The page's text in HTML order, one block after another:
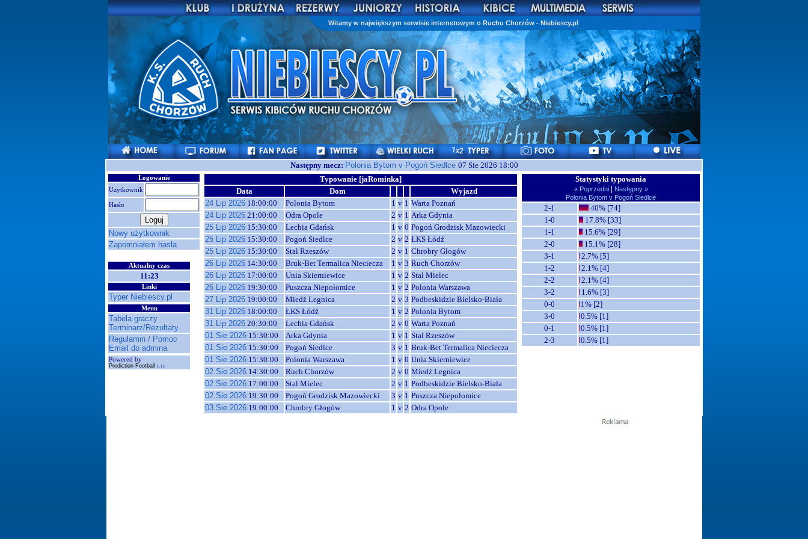
Witamy w największym serwisie internetowym o Ruchu Chorzów - Niebiescy.pl
Następny mecz: Polonia Bytom v Pogoń Siedlce 07 Sie 2026 18:00
Logowanie
Użytkownik
Hasło
Nowy użytkownik
Zapomniałem hasła
Aktualny czas
11:23
Linki
Typer Niebiescy.pl
Menu
Tabela graczy
Terminarz/Rezultaty
Regulamin / Pomoc
Email do admina
Powered by
Prediction Football 1.11
Typowanie [jaRominka]
Data
Dom
Wyjazd
24 Lip 2026 18:00:00 Polonia Bytom 1 v 1 Warta Poznań
24 Lip 2026 21:00:00 Odra Opole 2 v 1 Arka Gdynia
25 Lip 2026 15:30:00 Lechia Gdańsk 1 v 0 Pogoń Grodzisk Mazowiecki
25 Lip 2026 15:30:00 Pogoń Siedlce 2 v 2 ŁKS Łódź
25 Lip 2026 15:30:00 Stal Rzeszów 2 v 1 Chrobry Głogów
26 Lip 2026 14:30:00 Bruk-Bet Termalica Nieciecza 1 v 3 Ruch Chorzów
26 Lip 2026 17:00:00 Unia Skierniewice 1 v 2 Stal Mielec
26 Lip 2026 19:30:00 Puszcza Niepołomice 1 v 2 Polonia Warszawa
27 Lip 2026 19:00:00 Miedź Legnica 2 v 3 Podbeskidzie Bielsko-Biała
31 Lip 2026 18:00:00 ŁKS Łódź 1 v 2 Polonia Bytom
31 Lip 2026 20:30:00 Lechia Gdańsk 2 v 0 Warta Poznań
01 Sie 2026 15:30:00 Arka Gdynia 1 v 1 Stal Rzeszów
01 Sie 2026 15:30:00 Pogoń Siedlce 3 v 1 Bruk-Bet Termalica Nieciecza
01 Sie 2026 15:30:00 Polonia Warszawa 1 v 0 Unia Skierniewice
02 Sie 2026 14:30:00 Ruch Chorzów 2 v 0 Miedź Legnica
02 Sie 2026 17:00:00 Stal Mielec 2 v 1 Podbeskidzie Bielsko-Biała
02 Sie 2026 19:30:00 Pogoń Grodzisk Mazowiecki 3 v 1 Puszcza Niepołomice
03 Sie 2026 19:00:00 Chrobry Głogów 1 v 2 Odra Opole
Statystyki typowania
« Poprzedni | Następny »
Polonia Bytom v Pogoń Siedlce
2-1
40% [74]
1-0
17.8% [33]
1-1
15.6% [29]
2-0
15.1% [28]
3-1
2.7% [5]
1-2
2.1% [4]
2-2
2.1% [4]
3-2
1.6% [3]
0-0
1% [2]
3-0
0.5% [1]
0-1
0.5% [1]
2-3
0.5% [1]